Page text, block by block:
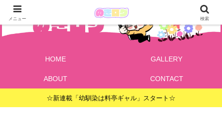
HOME GALLERY
ABOUT CONTACT
☆新連載「幼馴染は料亭ギャル」スタート☆
メニュー 検索